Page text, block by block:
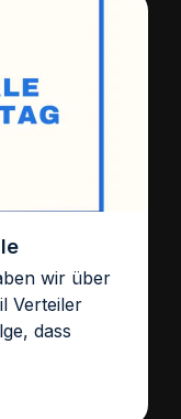
wir über
Verteiler
dass